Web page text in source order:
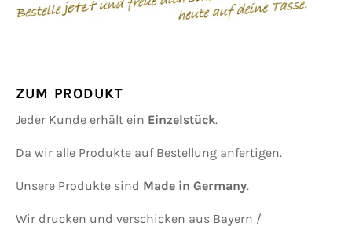
ZUM PRODUKT
Jeder Kunde erhält ein Einzelstück.
Da wir alle Produkte auf Bestellung anfertigen.
Unsere Produkte sind Made in Germany.
Wir drucken und verschicken aus Bayern /